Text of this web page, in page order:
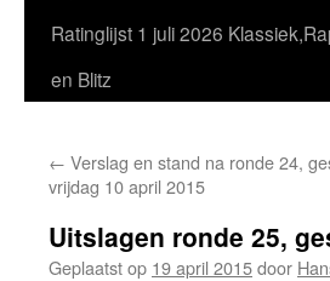
Ratinglijst 1 juli 2026
en Blitz
← Verslag en stand na ronde 24,
vrijdag 10 april 2015
Uitslagen ronde 25,
Geplaatst op 19 april 2015door